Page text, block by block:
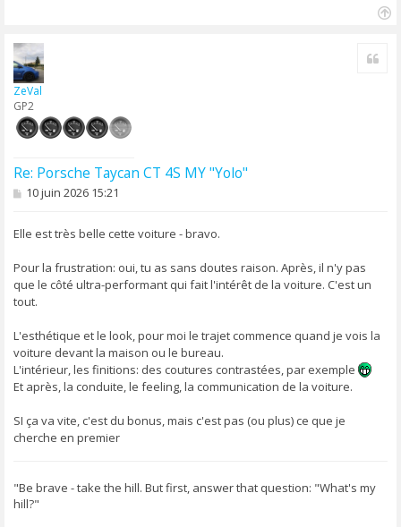
ZeVal
GP2
Re: Porsche Taycan CT 4S MY "Yolo"
M
s
e
10 juin 2026 15:21
Elle est très belle cette voiture - bravo.
Pour la frustration: oui, tu as sans doutes raison. Après, il n'y pas
que le côté ultra-performant qui fait l'intérêt de la voiture. C'est un
tout.
L'esthétique et le look, pour moi le trajet commence quand je vois la
voiture devant la maison ou le bureau.
L'intérieur, les finitions: des coutures contrastées, par exemple
Et après, la conduite, le feeling, la communication de la voiture.
SI ça va vite, c'est du bonus, mais c'est pas (ou plus) ce que je
cherche en premier
"Be brave - take the hill. But first, answer that question: "What's my
hill?"